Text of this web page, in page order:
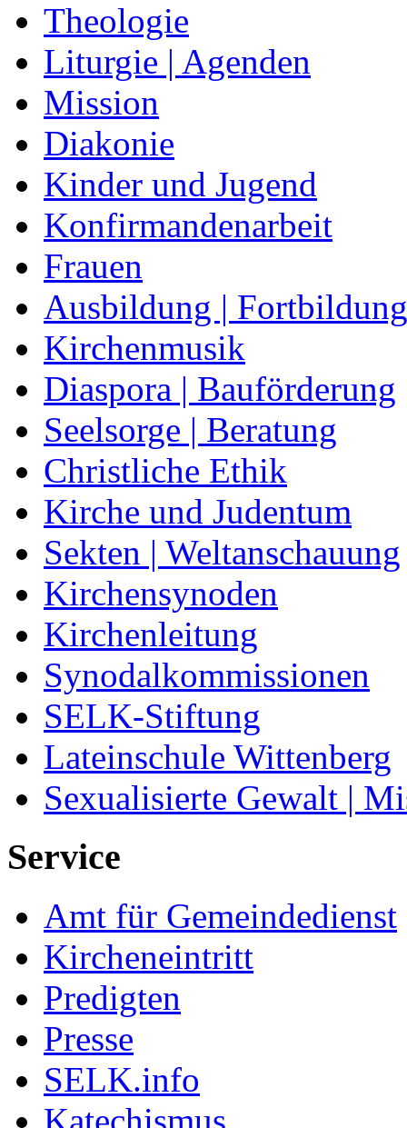
Theologie
Liturgie | Agenden
Mission
Diakonie
Kinder und Jugend
Konfirmandenarbeit
Frauen
Ausbildung | Fortbildung
Kirchenmusik
Diaspora | Bauförderung
Seelsorge | Beratung
Christliche Ethik
Kirche und Judentum
Sekten | Weltanschauung
Kirchensynoden
Kirchenleitung
Synodalkommissionen
SELK-Stiftung
Lateinschule Wittenberg
Sexualisierte Gewalt |
Service
Amt für Gemeindedienst
Kircheneintritt
Predigten
Presse
SELK.info
Katechismus